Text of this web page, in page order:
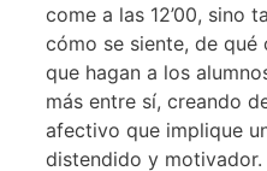
come a las 12’00, sino
cómo se siente, de qué
que hagan a los
más entre sí, creando
afectivo que implique
distendido y motivador.